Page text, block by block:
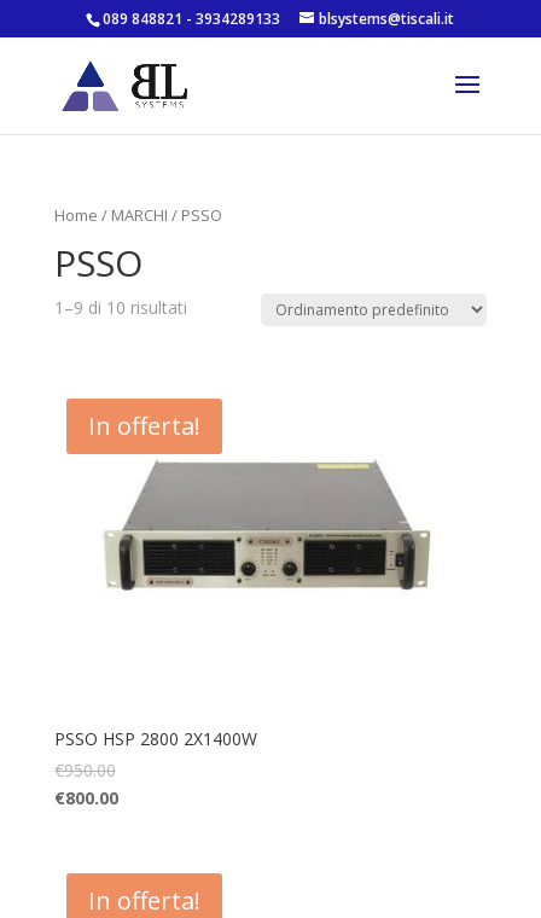
089 848821 - 3934289133 blsystems@tiscali.it
Home / MARCHI / PSSO
PSSO
1–9 di 10 risultati
In offerta!
PSSO HSP 2800 2X1400W
€950.00
€800.00
In offerta!